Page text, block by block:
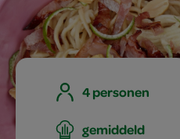
4 personen
gemiddeld